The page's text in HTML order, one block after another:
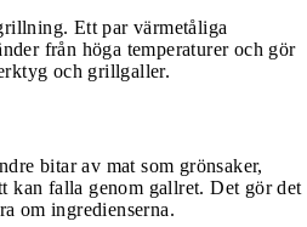
Ett par värmetåliga
från höga temperaturer och gör
och grillgaller.
bitar av mat som grönsaker,
kan falla genom gallret. Det gör det
om ingredienserna.